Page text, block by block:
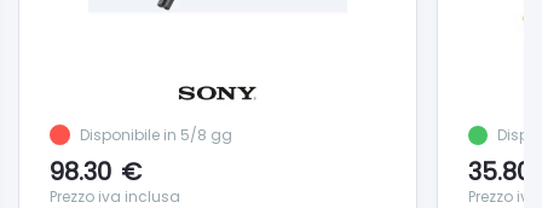
Disponibile in 5/8 gg
98.30 €
Prezzo iva inclusa
35.80
Prezzo